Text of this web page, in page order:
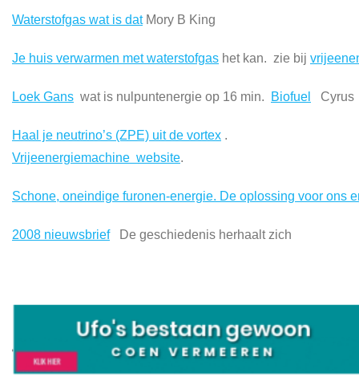
Waterstofgas wat is datMory B King
Je huis verwarmen met waterstofgas het kan. zie bij
Loek Gans wat is nulpuntenergie op 16 min. Biofuel Cyrus
Haal je neutrino’s (ZPE) uit de vortex .
Vrijeenergiemachine website.
Schone, oneindige furonen-energie. De oplossing voor ons
2008 nieuwsbriefDe geschiedenis herhaalt zich